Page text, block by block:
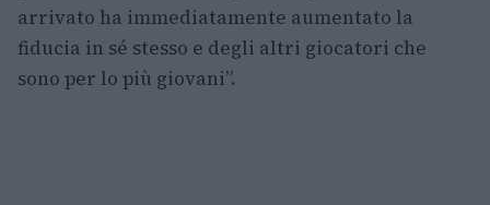
arrivato ha immediatamente aumentato la
fiducia in sé stesso e degli altri giocatori che
sono per lo più giovani”.